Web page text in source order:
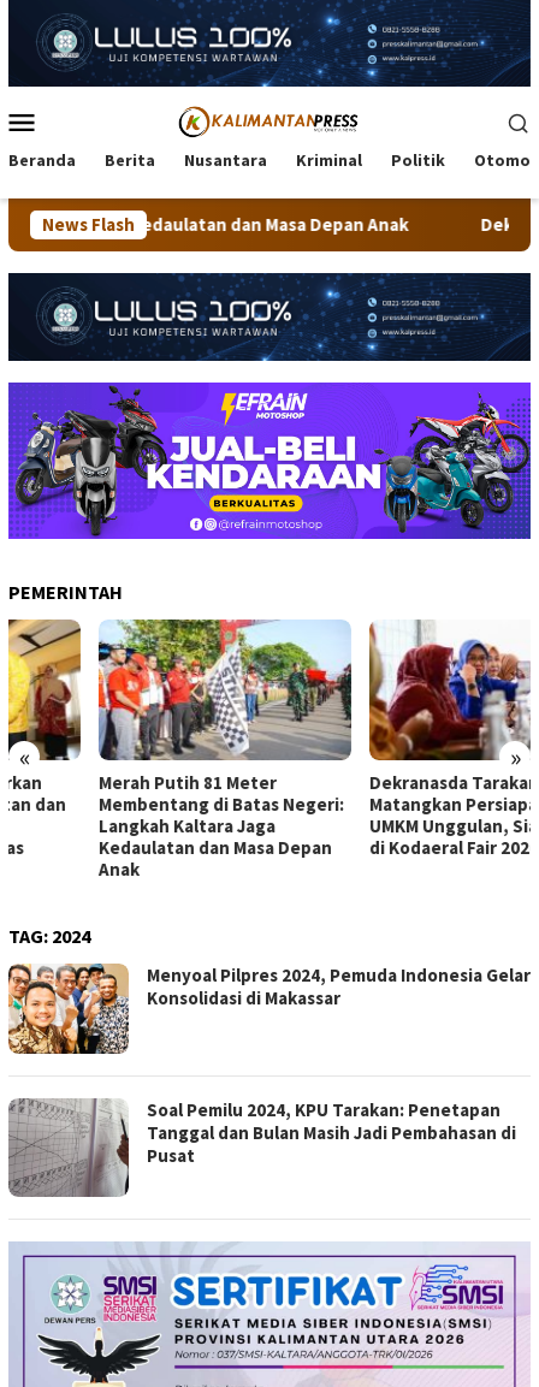
konten
Mobile
Beranda Berita Nusantara Kriminal Politik
News Flash
dan Masa Depan Anak Dekranasda Tarakan
PEMERINTAH
« »
Merah Putih 81 Meter
Membentang di Batas Negeri:
Langkah Kaltara Jaga
Kedaulatan dan Masa Depan
Dekranasda Tarakan
Matangkan Persiapan Produk
UMKM Unggulan, Siap Tampil
di Kodaeral Fair 2026
TAG: 2024
Menyoal Pilpres 2024, Pemuda Indonesia Gelar
Konsolidasi di Makassar
Soal Pemilu 2024, KPU Tarakan: Penetapan
Tanggal dan Bulan Masih Jadi Pembahasan di
Pusat